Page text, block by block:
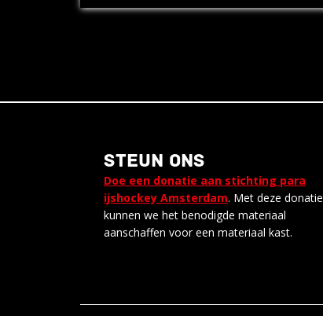
STEUN ONS
Doe een donatie aan stichting para
ijshockey Amsterdam. Met deze donatie
kunnen we het benodigde materiaal
aanschaffen voor een materiaal kast.